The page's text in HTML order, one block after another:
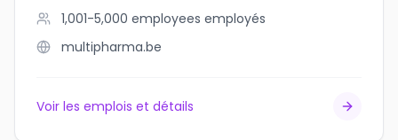
1,001-5,000 employees employés
multipharma.be
Voir les emplois et détails